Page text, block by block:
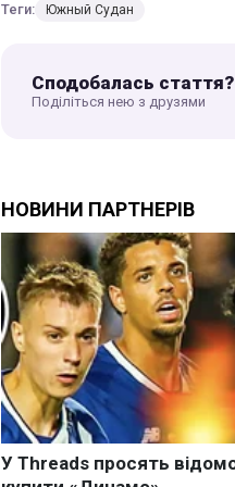
Теги: Южный Судан
Сподобалась стаття?
Поділіться нею з друзями